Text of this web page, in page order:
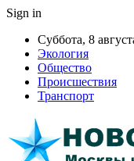
Sign in
Суббота, 8
Экология
Общество
Происшествия
Транспорт